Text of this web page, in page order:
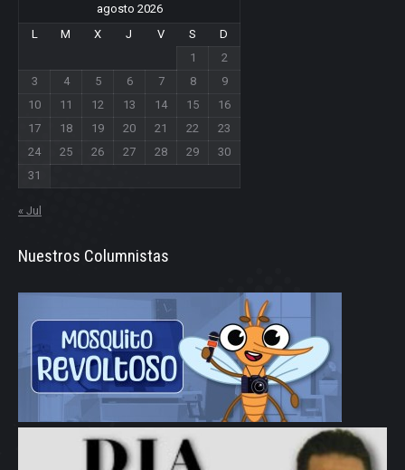
agosto 2026
L
M X J V S
D
1
2
3
4 5 6 7 8
9
10
11 12 13 14 15
16
17
18 19 20 21 22
23
24
25 26 27 28 29
30
31
« Jul
Nuestros Columnistas